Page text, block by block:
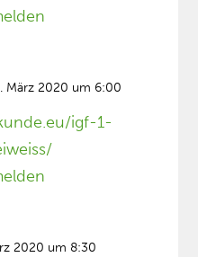
März 2020 um 6:00
igf-1-
2020 um 8:30